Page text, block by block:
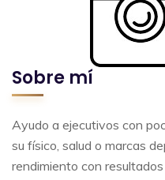
Sobre mí
Ayudo a ejecutivos con
su físico, salud o marcas
rendimiento con